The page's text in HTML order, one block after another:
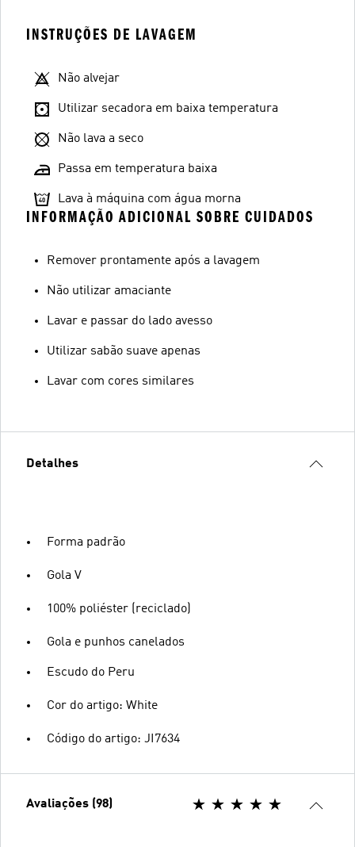
INSTRUÇÕES DE LAVAGEM
Não alvejar
Utilizar secadora em baixa temperatura
Não lava a seco
Passa em temperatura baixa
Lava à máquina com água morna
INFORMAÇÃO ADICIONAL SOBRE CUIDADOS
Remover prontamente após a lavagem
Não utilizar amaciante
Lavar e passar do lado avesso
Utilizar sabão suave apenas
Lavar com cores similares
Detalhes
Forma padrão
Gola V
100% poliéster (reciclado)
Gola e punhos canelados
Escudo do Peru
Cor do artigo: White
Código do artigo: JI7634
Avaliações (98)